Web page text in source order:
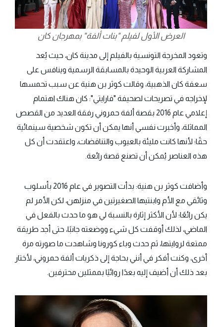
العرض الأول لفيلم "بنات ألفة" بمهرجان كان
وتعود المخرجة التونسية بالفيلم إلى مدينة كان، حيث يُعد
المشاركة العربية الوحيدة بالمسابقة الرسمية وينافس على
سعفة كان الذهبية، وقالت كوثر بن هنية عن سبب تحمسها
لإخراجه في تصريحات لصحيفة "فارايتي": كان هناك اهتمام
إعلامي عام 2016 بقصة ألفة حمروني رفقة العديد من القصص
المماثلة، وأخبرت نفسي أنها يمكن أن تكون شخصية سينمائية
حقًا؛ لأنها كانت مليئة بالعيوب والتناقضات، واعتقدت أن كل
هذه العناصر يُمكن أن تصنع قصة رائعة.
وأضافت كوثر بن هنية: بدأت التصوير في عام 2016 بأسلوب
وثائقي مع الأم وابنتيها الصغيرتين في منزلهن، لكن الأمر لم
يكن رائعًا؛ لأن الأكثر إثارة بالنسبة لي هو ما حدث بالفعل في
الماضي، لذلك أوقفت كل شيء ووضعته جانبًا، حتى أجد طريقة
ممتعة لروايتها، ثم حدث وباء كورونا وشاهدت ما صورته مرة
أخرى، وكنت أفكر في أنني بحاجة إلى ذكريات ألفة حمروني، لأختار
بعد ذلك أن أضيف إليه بعدًا روائيًا بممثلين محترفين.